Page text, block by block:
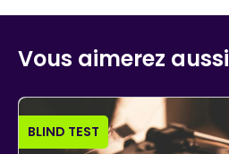
Vous aimerez aussi
BLIND TEST